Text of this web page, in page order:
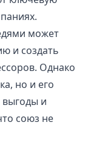
может
и создать
Однако
но и его
и
союз не